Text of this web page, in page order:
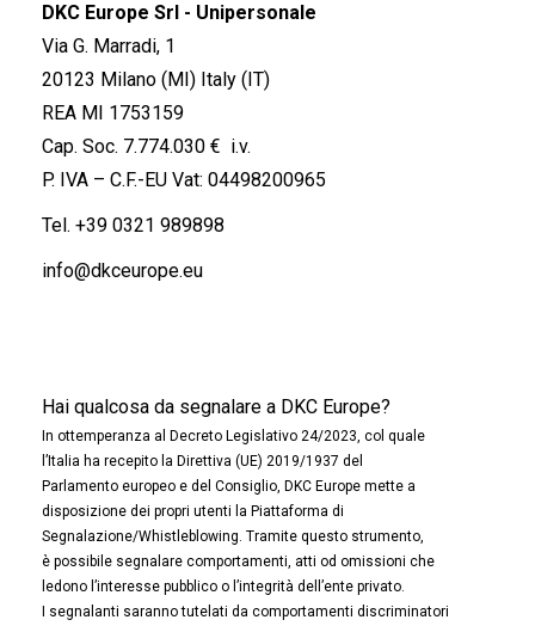
DKC Europe Srl - Unipersonale
Via G. Marradi, 1
20123 Milano (MI) Italy (IT)
REA MI 1753159
Cap. Soc. 7.774.030 € i.v.
P. IVA – C.F.-EU Vat: 04498200965
Tel. +39 0321 989898
info@dkceurope.eu
Hai qualcosa da segnalare a DKC Europe?
In ottemperanza al Decreto Legislativo 24/2023, col quale
l’Italia ha recepito la Direttiva (UE) 2019/1937 del
Parlamento europeo e del Consiglio, DKC Europe mette a
disposizione dei propri utenti la Piattaforma di
Segnalazione/Whistleblowing. Tramite questo strumento,
è possibile segnalare comportamenti, atti od omissioni che
ledono l’interesse pubblico o l’integrità dell’ente privato.
I segnalanti saranno tutelati da comportamenti discriminatori